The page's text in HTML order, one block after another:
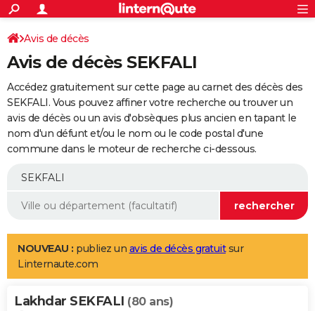
ACTUALITÉS
Politique
Société
Faits Divers
Education
Monde
Villes
+
SPORT
Coupe du monde 2026
Football
Tennis
Cyclisme
Rugby
Forum
Programme TV
TNT
Streaming
Cinéma
Sorties cinéma
Musique
+
FINANCE
Retraite
Epargne
Immobilier
Risques naturels par ville
Banque
Assurance
AUTO
Essais
Réserver un essai
Citadines
Berlines
SUV
Forum auto
+
Mobiles
Meilleur smartphone
Internet
Ordinateurs
Jeux vidéo
Guide high-tech
Aménagement intérieur
LIFESTYLE
Art de vivre
Bien-être
Loisirs
Mode
Modes de vie
Alimentation
Guide de la santé
Maladies
Médicaments
Sommeil
VOYAGE
Avis de décès
Avis de décès SEKFALI
Accédez gratuitement sur cette page au carnet des décès des
SEKFALI. Vous pouvez affiner votre recherche ou trouver un
avis de décès ou un avis d'obsèques plus ancien en tapant le
nom d'un défunt et/ou le nom ou le code postal d'une
commune dans le moteur de recherche ci-dessous.
NOUVEAU : publiez un avis de décès gratuitsur
Linternaute.com
Lakhdar SEKFALI (80 ans)